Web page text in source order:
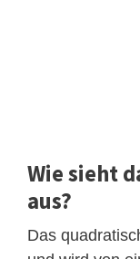
Wie sieht
aus?
Das